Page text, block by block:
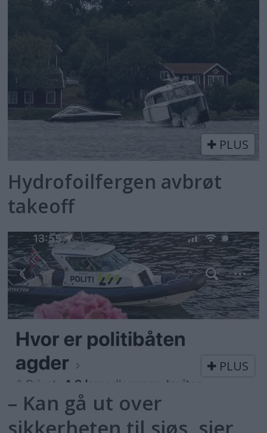
PLUS
Hydrofoilfergen avbrøt
takeoff
PLUS
– Kan gå ut over